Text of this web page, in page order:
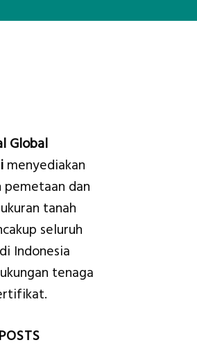
Global
menyediakan
pemetaan dan
tanah
seluruh
Indonesia
tenaga